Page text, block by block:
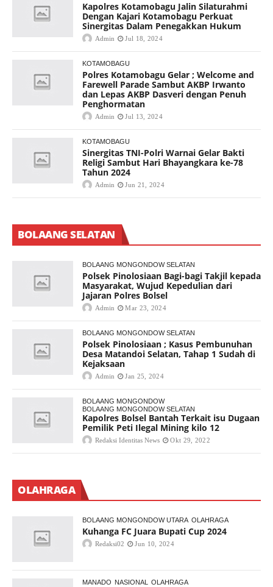
Kapolres Kotamobagu Jalin Silaturahmi
Dengan Kajari Kotamobagu Perkuat
Sinergitas Dalam Penegakkan Hukum
Admin Jul 18, 2024
KOTAMOBAGU
Polres Kotamobagu Gelar ; Welcome and
Farewell Parade Sambut AKBP Irwanto
dan Lepas AKBP Dasveri dengan Penuh
Penghormatan
Admin Jul 13, 2024
KOTAMOBAGU
Sinergitas TNI-Polri Warnai Gelar Bakti
Religi Sambut Hari Bhayangkara ke-78
Tahun 2024
Admin Jun 21, 2024
BOLAANG SELATAN
BOLAANG MONGONDOW SELATAN
Polsek Pinolosiaan Bagi-bagi Takjil kepada
Masyarakat, Wujud Kepedulian dari
Jajaran Polres Bolsel
Admin Mar 23, 2024
BOLAANG MONGONDOW SELATAN
Polsek Pinolosiaan ; Kasus Pembunuhan
Desa Matandoi Selatan, Tahap 1 Sudah di
Kejaksaan
Admin Jan 25, 2024
BOLAANG MONGONDOW
BOLAANG MONGONDOW SELATAN
Kapolres Bolsel Bantah Terkait isu Dugaan
Pemilik Peti Ilegal Mining kilo 12
Redaksi Identitas News Okt 29, 2022
OLAHRAGA
BOLAANG MONGONDOW UTARA OLAHRAGA
Kuhanga FC Juara Bupati Cup 2024
Redaksi02 Jun 10, 2024
MANADO NASIONAL OLAHRAGA